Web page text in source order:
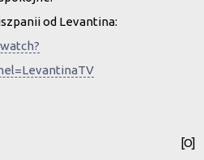
od Levantina:
[O]